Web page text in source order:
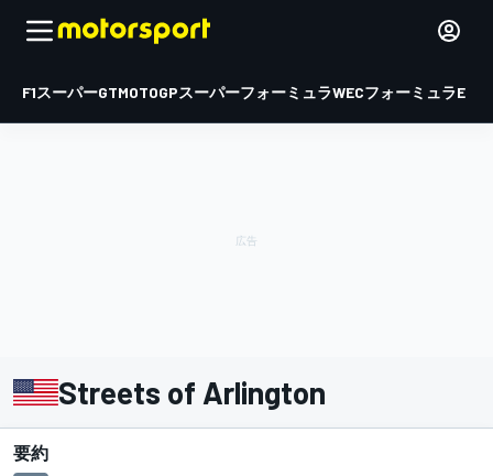
F1スーパーGTMOTOGPスーパーフォーミュラWECフォーミュラE
Streets of Arlington
要約